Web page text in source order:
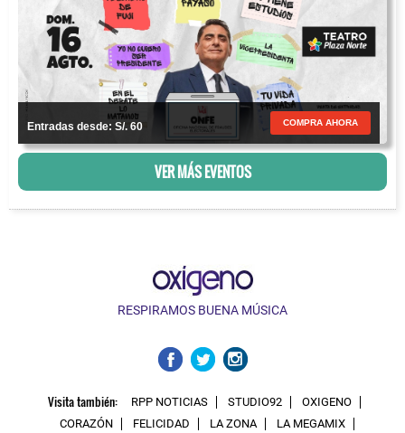
Entradas desde: S/. 60 COMPRA AHORA
VER MÁS EVENTOS
RESPIRAMOS BUENA MÚSICA
Visita también: RPP NOTICIAS STUDIO92
OXIGENO
CORAZÓN
FELICIDAD LA ZONA LA MEGAMIX